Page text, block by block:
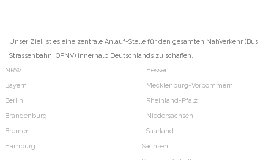
Unser Ziel ist es eine zentrale Anlauf-Stelle für den gesamten NahVerkehr (Bus,
Strassenbahn, ÖPNV) innerhalb Deutschlands zu schaffen.
NRW
Bayern
Berlin
Brandenburg
Bremen
Hamburg
Hessen
Mecklenburg-Vorpommern
Rheinland-Pfalz
Niedersachsen
Saarland
Sachsen